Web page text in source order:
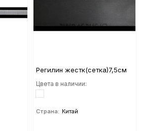
Регилин жестк(сетка)7,5см
Цвета в наличии:
Страна: Китай